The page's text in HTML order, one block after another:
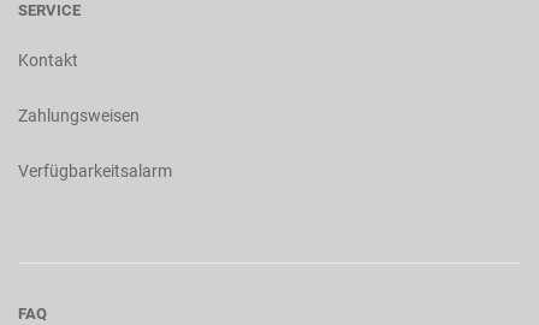
SERVICE
Kontakt
Zahlungsweisen
Verfügbarkeitsalarm
FAQ